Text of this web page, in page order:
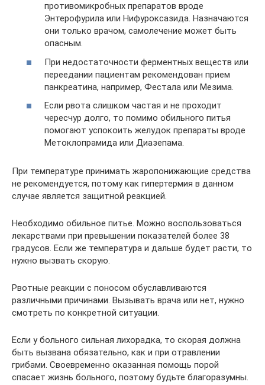
противомикробных препаратов вроде
Энтерофурила или Нифуроксазида. Назначаются
они только врачом, самолечение может быть
опасным.
При недостаточности ферментных веществ или
переедании пациентам рекомендован прием
панкреатина, например, Фестала или Мезима.
Если рвота слишком частая и не проходит
чересчур долго, то помимо обильного питья
помогают успокоить желудок препараты вроде
Метоклопрамида или Диазепама.
При температуре принимать жаропонижающие средства
не рекомендуется, потому как гипертермия в данном
случае является защитной реакцией.
Необходимо обильное питье. Можно воспользоваться
лекарствами при превышении показателей более 38
градусов. Если же температура и дальше будет расти, то
нужно вызвать скорую.
Рвотные реакции с поносом обуславливаются
различными причинами. Вызывать врача или нет, нужно
смотреть по конкретной ситуации.
Если у больного сильная лихорадка, то скорая должна
быть вызвана обязательно, как и при отравлении
грибами. Своевременно оказанная помощь порой
спасает жизнь больного, поэтому будьте благоразумны.